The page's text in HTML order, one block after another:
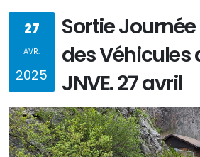
27
AVR.
2025
Sortie
des Véhicules
JNVE. 27 avril